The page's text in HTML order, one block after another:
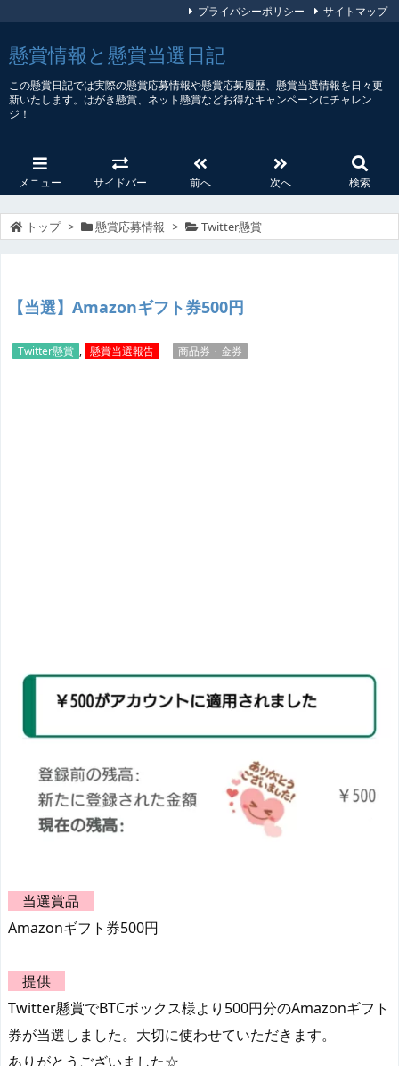
懸賞情報と懸賞当選日記
この懸賞日記では実際の懸賞応募情報や懸賞応募履歴、懸賞当選情報を日々更
新いたします。はがき懸賞、ネット懸賞などお得なキャンペーンにチャレン
ジ！
メニュー サイドバー 前へ 次へ 検索
プライバシーポリシー サイトマップ
トップ > 懸賞応募情報 > Twitter懸賞
【当選】Amazonギフト券500円
Twitter懸賞 , 懸賞当選報告 商品券・金券
当選賞品
Amazonギフト券500円
提供
Twitter懸賞でBTCボックス様より500円分のAmazonギフト
券が当選しました。大切に使わせていただきます。
ありがとうございました☆